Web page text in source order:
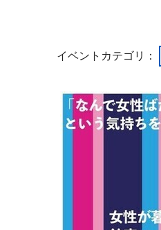
イベントカテゴリ：